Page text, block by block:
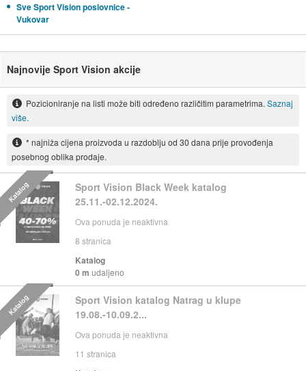
Sve Sport Vision poslovnice -
Vukovar
Najnovije Sport Vision akcije
Pozicioniranje na listi može biti određeno različitim parametrima. Saznaj
više.
* najniža cijena proizvoda u razdoblju od 30 dana prije provođenja
posebnog oblika prodaje.
Sport Vision Black Week katalog
25.11.-02.12.2024.
Ova ponuda je neaktivna
8 stranica
Katalog
0 m udaljeno
Katalog
Sport Vision katalog Natrag u klupe
19.08.-10.09.2...
Ova ponuda je neaktivna
11 stranica
Katalog